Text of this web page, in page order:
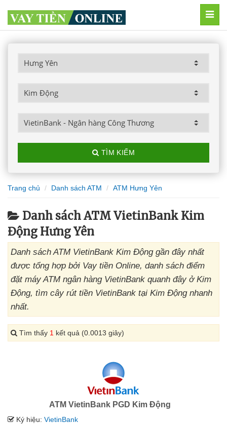
TÌM KIẾM
Trang chủ Danh sách ATM ATM Hưng Yên
Danh sách ATM VietinBank Kim
Động Hưng Yên
Danh sách ATM VietinBank Kim Động gần đây nhất
được tổng hợp bởi Vay tiền Online, danh sách điểm
đặt máy ATM ngân hàng VietinBank quanh đây ở Kim
Động, tìm cây rút tiền VietinBank tại Kim Động nhanh
nhất.
Tìm thấy 1 kết quả (0.0013 giây)
ATM VietinBank PGD Kim Động
Ký hiệu: VietinBank